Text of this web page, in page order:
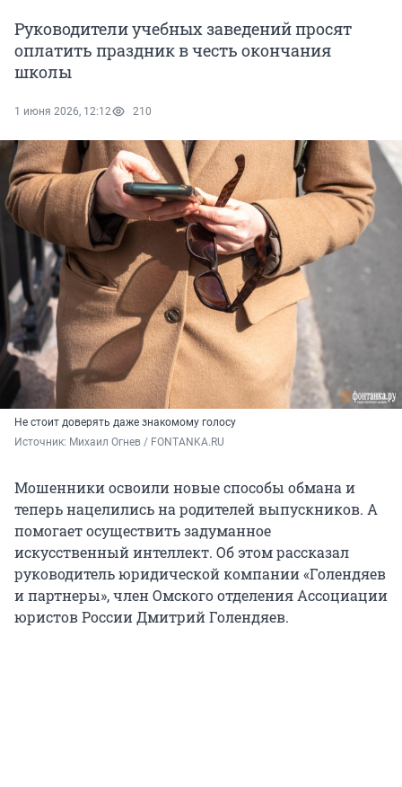
Руководители учебных заведений просят
оплатить праздник в честь окончания
школы
1 июня 2026, 12:12 210
Не стоит доверять даже знакомому голосу
Источник: Михаил Огнев / FONTANKA.RU
Мошенники освоили новые способы обмана и
теперь нацелились на родителей выпускников. А
помогает осуществить задуманное
искусственный интеллект. Об этом рассказал
руководитель юридической компании «Голендяев
и партнеры», член Омского отделения Ассоциации
юристов России Дмитрий Голендяев.